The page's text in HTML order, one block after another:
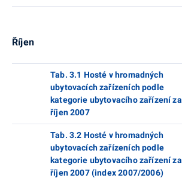
Říjen
Tab. 3.1 Hosté v hromadných
ubytovacích zařízeních podle
kategorie ubytovacího zařízení za
říjen 2007
Tab. 3.2 Hosté v hromadných
ubytovacích zařízeních podle
kategorie ubytovacího zařízení za
říjen 2007 (index 2007/2006)